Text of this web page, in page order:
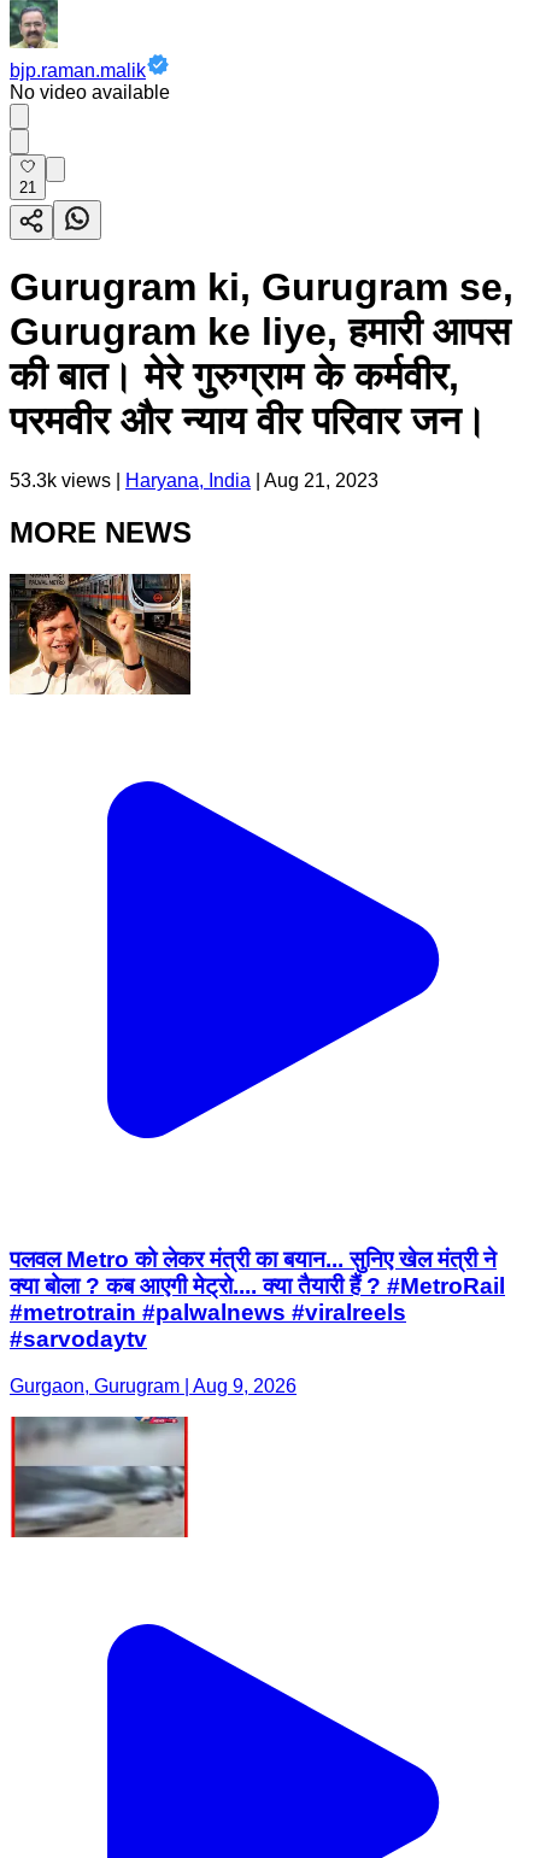
bjp.raman.malik
No video available
21
Gurugram ki, Gurugram se,
Gurugram ke liye, हमारी आपस
की बात। मेरे गुरुग्राम के कर्मवीर,
परमवीर और न्याय वीर परिवार जन।
53.3k views | Haryana, India Aug 21, 2023
MORE NEWS
पलवल Metro को लेकर मंत्री का बयान... सुनिए खेल मंत्री ने
क्या बोला ? कब आएगी मेट्रो.... क्या तैयारी हैं ? #MetroRail
#metrotrain #palwalnews #viralreels
#sarvodaytv
Gurgaon, Gurugram | Aug 9, 2026